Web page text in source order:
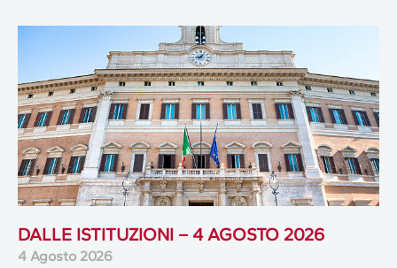
DALLE ISTITUZIONI – 4 AGOSTO 2026
4 Agosto 2026